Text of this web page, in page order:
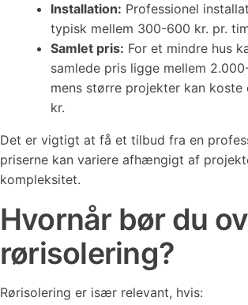
Installation: Professionel
typisk mellem 300-600 kr. pr.
Samlet pris: For et mindre hus
samlede pris ligge mellem
mens større projekter kan koste
kr.
Det er vigtigt at få et tilbud fra en
priserne kan variere afhængigt af
kompleksitet.
Hvornår bør du
rørisolering?
Rørisolering er især relevant, hvis: